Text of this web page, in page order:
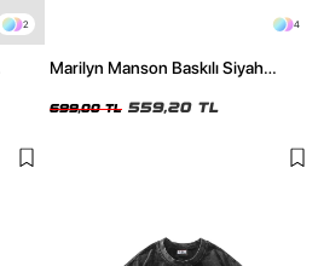
2 4
Marilyn Manson Baskılı Siyah
699,00 TL 559,20 TL